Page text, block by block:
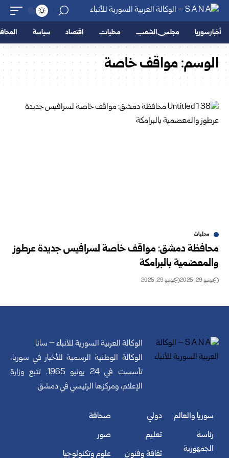
أخبار سوريا مجلس الشعب محليات اقتصاد سياسة
الوسم:مواقف خاصة
محليات
محافظة دمشق: مواقف خاصة لسرافيس جديدة عرطوز
والمعضمية بالبرامكة
يونيو 29, 2025 يونيو 29, 2025
الوكالة العربية السورية للأنباء – سانا
الوكالة الوطنية الرسمية للأخبار في سوريا،
تأسست في 24 يونيو 1965. تتبع وزارة
الإعلام، ومركزها الرئيسي في دمشق.
سوريا والعالم
رئاسة
الجمهورية
دولي
تعليم
ثقافة وفنون
صحافة
صور
علوم وتكنولوجيا